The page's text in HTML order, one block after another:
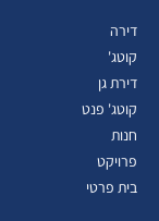
דירה
קוטג'
דירת גן
קוטג' פנט
חנות
פרויקט
בית פרטי